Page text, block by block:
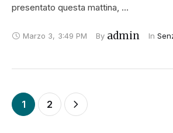
presentato questa mattina, …
Marzo 3, 3:49 PM By admin In
1 2